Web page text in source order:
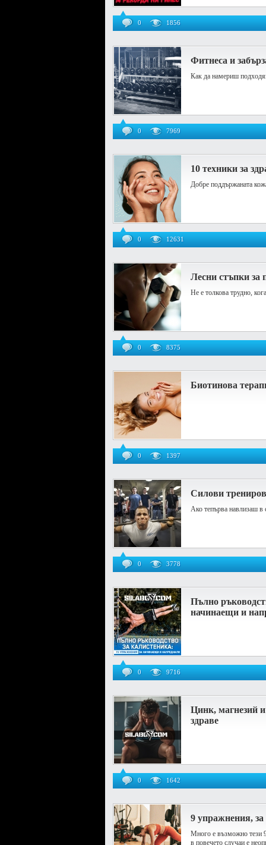
0 1856
Фитнеса и
Как да намериш
0 7969
10 техники за
Добре поддържаната
0 12631
Лесни стъпки за
Не е толкова трудно,
0 8375
Биотинова
0 1397
Силови
Ако тепърва навлизаш в
0 3778
Пълно
начинаещи и
0 9716
Цинк, магнезий
здраве
0 1642
9 упражнения, за
Много е възможно тези
в повечето случаи е